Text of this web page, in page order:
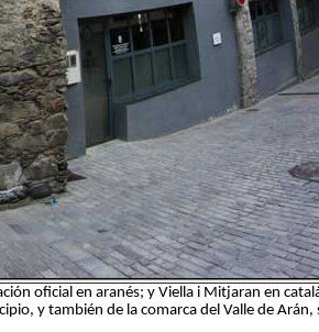
oficial en aranés; y Viella i Mitjaran en
y también de la comarca del Valle de